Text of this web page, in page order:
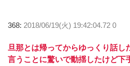
368: 2018/06/19(火) 19:42:04.72 0
旦那とは帰ってからゆっくり話し
言うことに驚いで動揺したけど下